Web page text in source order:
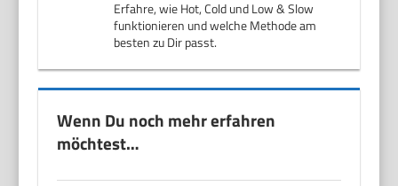
Erfahre, wie Hot, Cold und Low & Slow
funktionieren und welche Methode am
besten zu Dir passt.
Wenn Du noch mehr erfahren
möchtest…